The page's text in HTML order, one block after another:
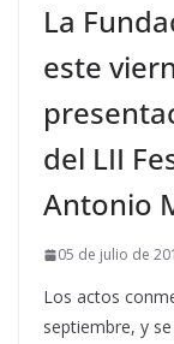
La
este
del LII
Antonio
05 de julio de
Los actos
septiembre, y